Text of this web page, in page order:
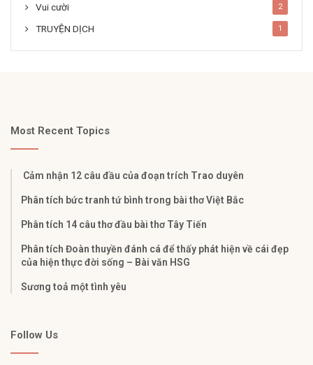
Vui cười 2
TRUYỆN DỊCH 1
Most Recent Topics
Cảm nhận 12 câu đầu của đoạn trích Trao duyên
Phân tích bức tranh tứ bình trong bài thơ Việt Bắc
Phân tích 14 câu thơ đầu bài thơ Tây Tiến
Phân tích Đoàn thuyền đánh cá để thấy phát hiện về cái đẹp
của hiện thực đời sống – Bài văn HSG
Sương toả một tình yêu
Follow Us